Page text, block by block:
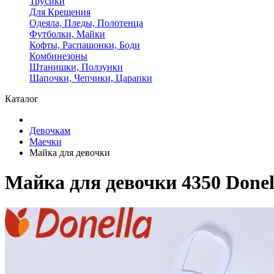
Для Крещения
Одеяла, Пледы, Полотенца
Футболки, Майки
Кофты, Распашонки, Боди
Комбинезоны
Штанишки, Ползунки
Шапочки, Чепчики, Царапки
Каталог
Девочкам
Маечки
Майка для девочки
Майка для девочки 4350